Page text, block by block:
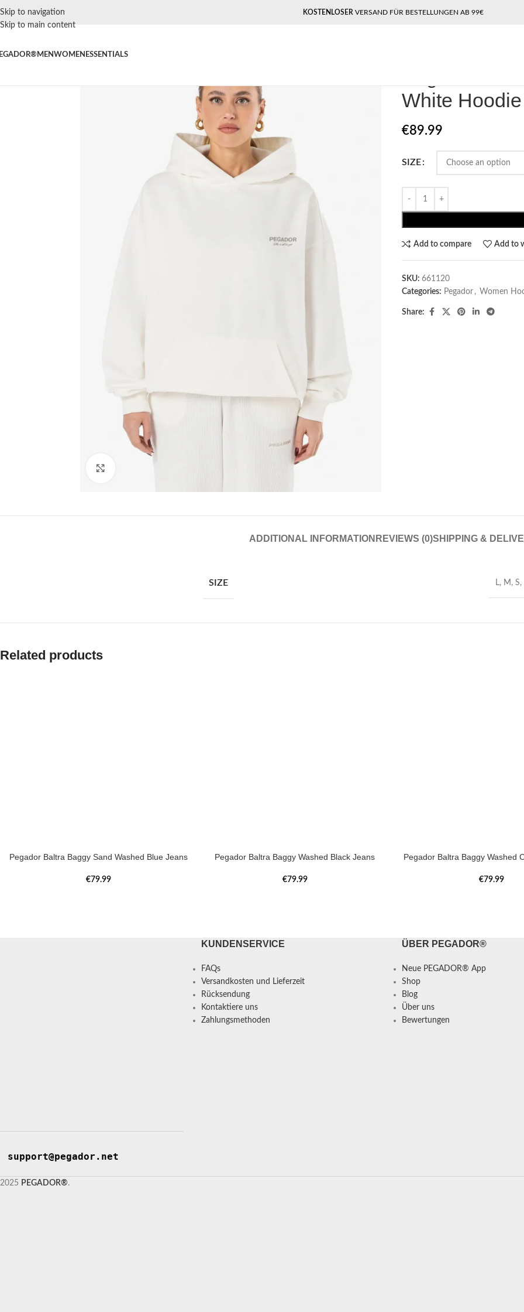
Skip to navigation
Skip to main content
KOSTENLOSER VERSAND FÜR BESTELLUNGEN AB 99€
MENWOMEN ESSENTIALS
White Hoodie
€89.99
SIZE
Add to compare Add to
SKU: 661120
Categories: Pegador​ , Women
Share:
ADDITIONAL INFORMATION REVIEWS (0)SHIPPING &
SIZE L, M , S,
Related products
Pegador Baltra Baggy Sand Washed Blue Jeans
€79.99
Pegador Baltra Baggy Washed Black Jeans
€79.99
Pegador Baltra Baggy Washed
€79.99
support@pegador.net
KUNDENSERVICE
FAQs
Versandkosten und Lieferzeit
Rücksendung
Kontaktiere uns
Zahlungsmethoden
ÜBER PEGADOR®
Neue PEGADOR® App
Shop
Blog
Über uns
Bewertungen
2025 PEGADOR®.